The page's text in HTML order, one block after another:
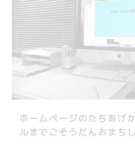
ホームページのたちあげ
ルまでごそうだんおまち